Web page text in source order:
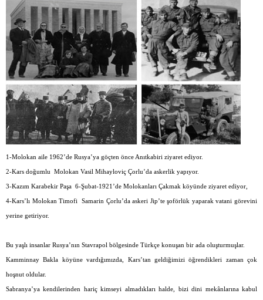
1-Molokan aile 1962’de Rusya’ya göçten önce Anıtkabiri ziyaret ediyor.
2-Kars doğumlu Molokan Vasil Mihayloviç Çorlu’da askerlik yapıyor.
3-Kazım Karabekir Paşa 6-Şubat-1921’de Molokanları Çakmak köyünde ziyaret ediyor,
4-Kars’lı Molokan Timofi Samarin Çorlu’da askeri Jip’te şoförlük yaparak vatani görevini
yerine getiriyor.
Bu yaşlı insanlar Rusya’nın Stavrapol bölgesinde Türkçe konuşan bir ada oluşturmuşlar.
Kamminnay Bakla köyüne vardığımızda, Kars’tan geldiğimizi öğrendikleri zaman çok
hoşnut oldular.
Sabranya’ya kendilerinden hariç kimseyi almadıkları halde, bizi dini mekânlarına kabul